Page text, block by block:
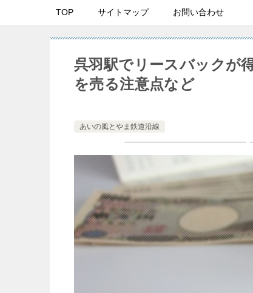
TOP サイトマップ お問い合わせ
呉羽駅でリースバックが
を売る注意点など
あいの風とやま鉄道沿線